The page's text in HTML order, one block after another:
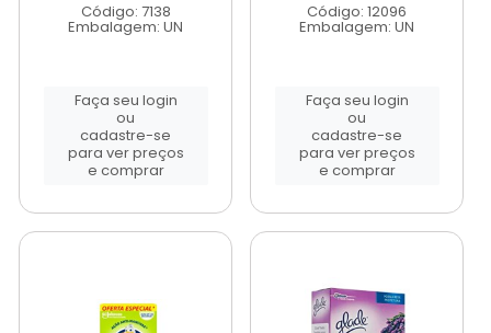
Código: 7138
Embalagem: UN
Faça seu login
ou
cadastre-se
para ver preços
e comprar
Código: 12096
Embalagem: UN
Faça seu login
ou
cadastre-se
para ver preços
e comprar